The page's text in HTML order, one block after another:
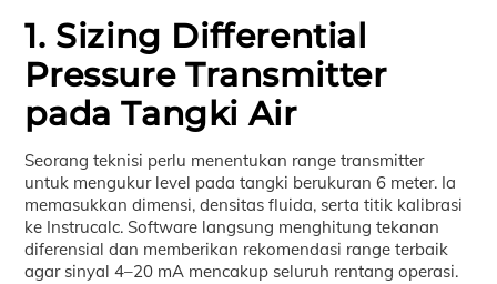
1. Sizing Differential
Pressure Transmitter
pada Tangki Air
Seorang teknisi perlu menentukan range transmitter
untuk mengukur level pada tangki berukuran 6 meter. Ia
memasukkan dimensi, densitas fluida, serta titik kalibrasi
ke Instrucalc. Software langsung menghitung tekanan
diferensial dan memberikan rekomendasi range terbaik
agar sinyal 4–20 mA mencakup seluruh rentang operasi.